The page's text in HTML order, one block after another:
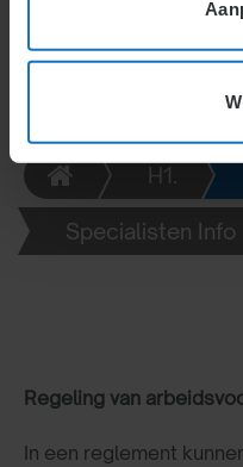
omstandigheden, mits
H1.
Specialisten Info
Regeling van
In een reglement